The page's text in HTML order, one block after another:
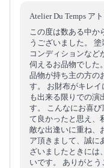
Atelier Du Temps ア
この度は数ある中か
うございました。
コンディションなど
伺えるお品物でした
品物が持ち主の方の
す。 お財布がキレ
も出来る限りでの演
す。 こんなにお喜
て良かったと思え、
敵な出逢いに重ね、
ア頂きまして、誠に
ざいましたときには
いです。 ありがとう